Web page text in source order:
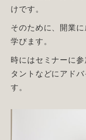
けです。
そのために、開業
学びます。
時にはセミナーに
タントなどにアド
す。